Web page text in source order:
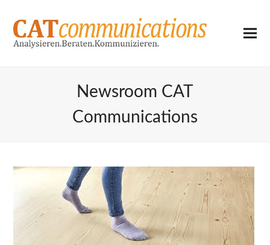
Newsroom CAT
Communications